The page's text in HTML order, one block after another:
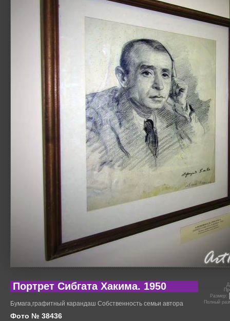
Портрет Сибгата Хакима. 1950
Бумага,графитный карандаш Собственность семьи автора
Фото № 38436
Размер:
Полный